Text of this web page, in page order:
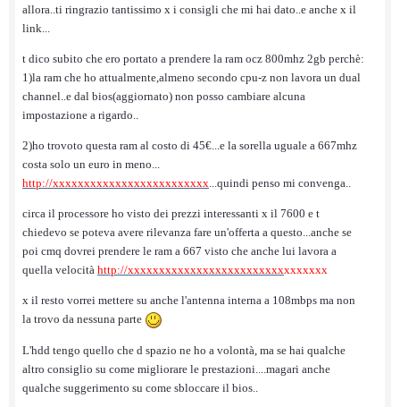
allora..ti ringrazio tantissimo x i consigli che mi hai dato..e anche x il
link...
t dico subito che ero portato a prendere la ram ocz 800mhz 2gb perchè:
1)la ram che ho attualmente,almeno secondo cpu-z non lavora un dual
channel..e dal bios(aggiornato) non posso cambiare alcuna
impostazione a rigardo..
2)ho trovoto questa ram al costo di 45€...e la sorella uguale a 667mhz
costa solo un euro in meno...
http://xxxxxxxxxxxxxxxxxxxxxxxxx...quindi penso mi convenga..
circa il processore ho visto dei prezzi interessanti x il 7600 e t
chiedevo se poteva avere rilevanza fare un'offerta a questo...anche se
poi cmq dovrei prendere le ram a 667 visto che anche lui lavora a
quella velocità http://xxxxxxxxxxxxxxxxxxxxxxxxxxxxxxxx
x il resto vorrei mettere su anche l'antenna interna a 108mbps ma non
la trovo da nessuna parte
L'hdd tengo quello che d spazio ne ho a volontà, ma se hai qualche
altro consiglio su come migliorare le prestazioni....magari anche
qualche suggerimento su come sbloccare il bios..